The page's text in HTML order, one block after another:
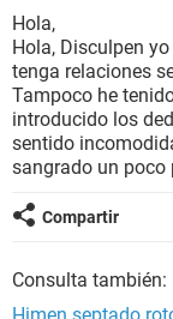
SEXUALIDAD
GLOSARIO
Hola,
Hola, Disculpen
tenga relaciones
Tampoco he
introducido los
sentido
sangrado un poco
Compartir
Consulta también: